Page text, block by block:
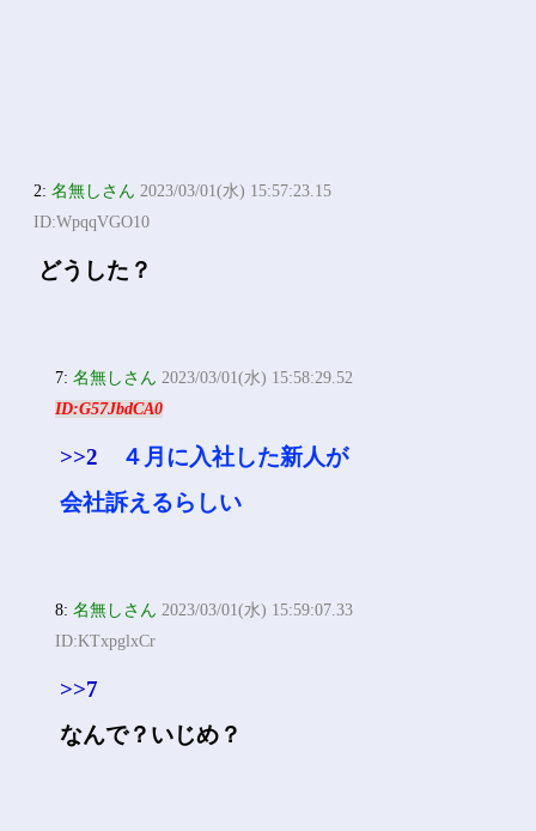
2:名無しさん 2023/03/01(水) 15:57:23.15
ID:WpqqVGO10
どうした？
7:名無しさん 2023/03/01(水) 15:58:29.52
ID:G57JbdCA0
>>2 ４月に入社した新人が
会社訴えるらしい
8:名無しさん 2023/03/01(水) 15:59:07.33
ID:KTxpglxCr
>>7
なんで？いじめ？